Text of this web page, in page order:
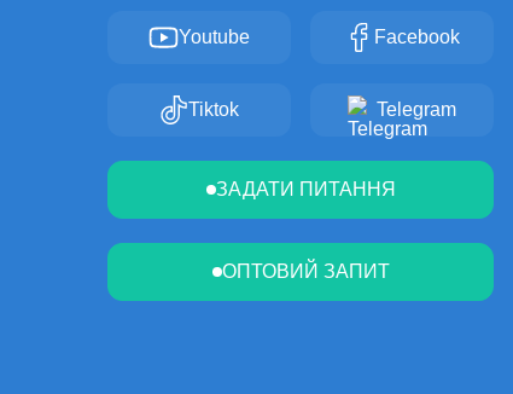
Youtube Facebook
Tiktok Telegram
ЗАДАТИ ПИТАННЯ
ОПТОВИЙ ЗАПИТ